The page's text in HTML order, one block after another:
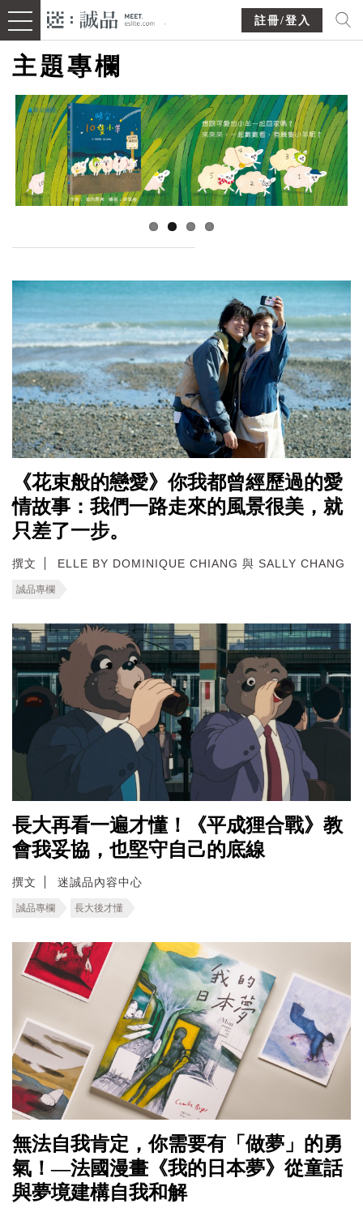
註冊/登入
主題專欄
《花束般的戀愛》你我都曾經歷過的愛
情故事：我們一路走來的風景很美，就
只差了一步。
撰文 ELLE BY DOMINIQUE CHIANG 與 SALLY CHANG
誠品專欄
長大再看一遍才懂！《平成狸合戰》教
會我妥協，也堅守自己的底線
撰文 迷誠品內容中心
誠品專欄 長大後才懂
無法自我肯定，你需要有「做夢」的勇
氣！—法國漫畫《我的日本夢》從童話
與夢境建構自我和解